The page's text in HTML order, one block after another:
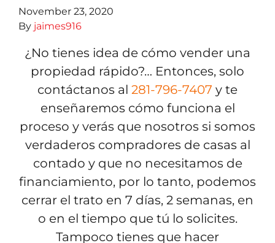
November 23, 2020
By jaimes916
¿No tienes idea de cómo vender una
propiedad rápido?… Entonces, solo
contáctanos al 281-796-7407 y te
enseñaremos cómo funciona el
proceso y verás que nosotros si somos
verdaderos compradores de casas al
contado y que no necesitamos de
financiamiento, por lo tanto, podemos
cerrar el trato en 7 días, 2 semanas, en
o en el tiempo que tú lo solicites.
Tampoco tienes que hacer